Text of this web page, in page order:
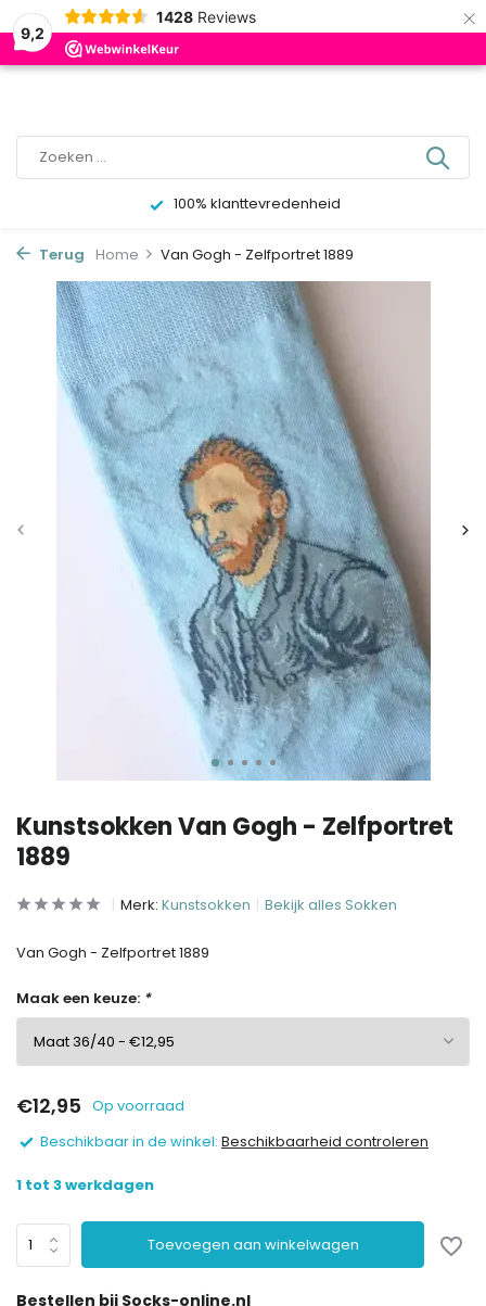
9,2
1428 Reviews ×
0
100% klanttevredenheid
Terug Home Van Gogh - Zelfportret 1889
Kunstsokken Van Gogh - Zelfportret
1889
Merk: Kunstsokken Bekijk alles Sokken
Van Gogh - Zelfportret 1889
Maak een keuze: *
€12,95 Op voorraad
Beschikbaar in de winkel: Beschikbaarheid controleren
1 tot 3 werkdagen
Toevoegen aan winkelwagen
Bestellen bij Socks-online.nl